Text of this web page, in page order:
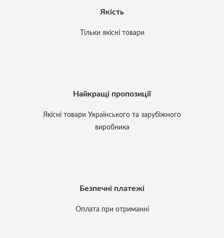
Якість
Тільки якісні товари
Найкращі пропозиції
Якісні товари Українського та зарубіжного
виробника
Безпечні платежі
Оплата при отриманні